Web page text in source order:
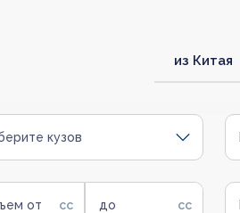
из Китая
кузов
от до